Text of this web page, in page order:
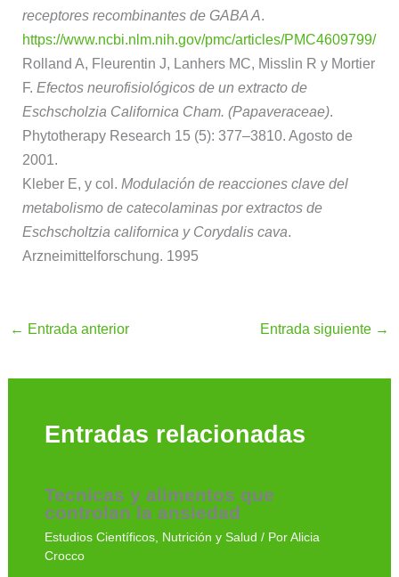
receptores recombinantes de GABA A.
https://www.ncbi.nlm.nih.gov/pmc/articles/PMC4609799/
Rolland A, Fleurentin J, Lanhers MC, Misslin R y Mortier
F.Efectos neurofisiológicos de un extracto de
Eschscholzia Californica Cham. (Papaveraceae).
Phytotherapy Research 15 (5): 377–3810. Agosto de
2001.
Kleber E, y col.Modulación de reacciones clave del
metabolismo de catecolaminas por extractos de
Eschscholtzia californica y Corydalis cava.
Arzneimittelforschung. 1995
← Entrada anterior Entrada siguiente →
Entradas relacionadas
Tecnicas y alimentos que
controlan la ansiedad
Estudios Científicos, Nutrición y Salud / Por Alicia
Crocco